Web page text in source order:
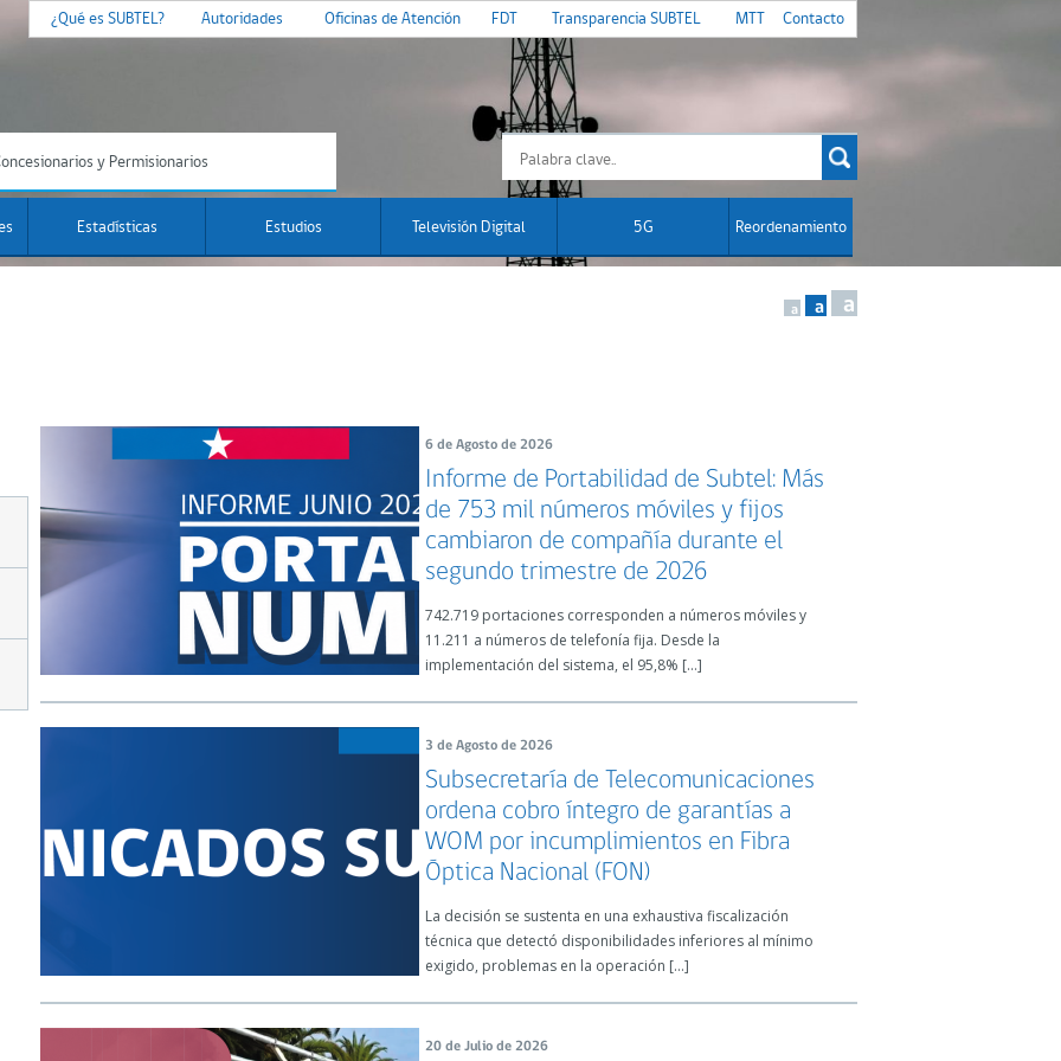
¿Qué es SUBTEL? Autoridades Oficinas de Atención FDT Transparencia SUBTEL MTT Contacto
y Permisionarios
Estadísticas Estudios Televisión Digital 5G Reordenamiento
a a a
6 de Agosto de 2026
Informe de Portabilidad de Subtel: Más
de 753 mil números móviles y fijos
cambiaron de compañía durante el
segundo trimestre de 2026
742.719 portaciones corresponden a números móviles y
11.211 a números de telefonía fija. Desde la
implementación del sistema, el 95,8% […]
3 de Agosto de 2026
Subsecretaría de Telecomunicaciones
ordena cobro íntegro de garantías a
WOM por incumplimientos en Fibra
Óptica Nacional (FON)
La decisión se sustenta en una exhaustiva fiscalización
técnica que detectó disponibilidades inferiores al mínimo
exigido, problemas en la operación […]
20 de Julio de 2026